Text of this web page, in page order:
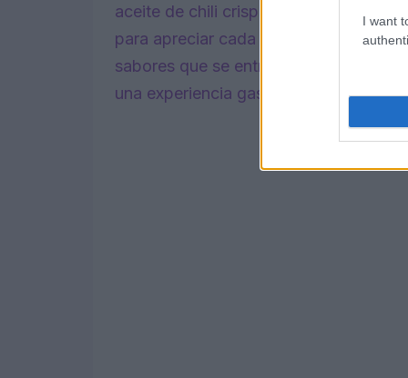
I want
aceite de chili crisp. ¡Es un sabor
para apreciar cada bocado! Cada
sabores que se entrelazan,
una experiencia gastronómica